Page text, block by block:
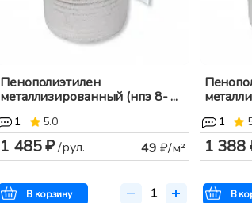
Пенополиэтилен
металлизированный (нпэ 8- ...
1 5.0
1 485 ₽/рул. 49 ₽/м²
В корзину
1
1 388
В